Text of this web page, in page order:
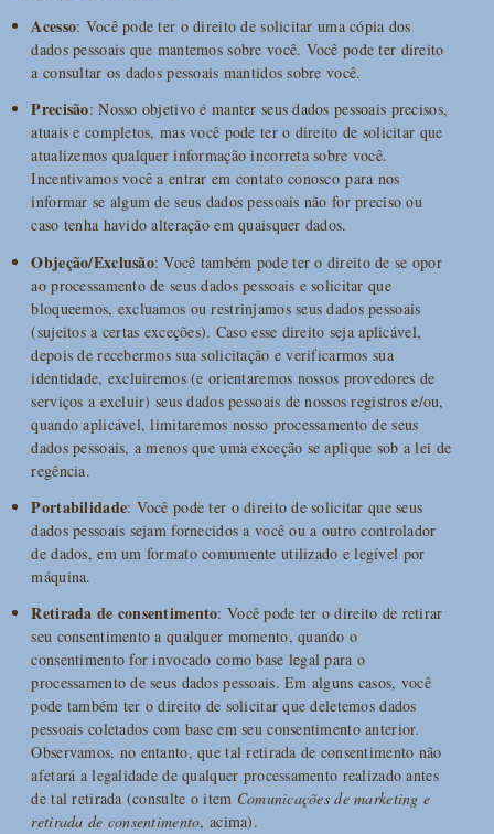
Acesso: Você pode ter o direito de solicitar uma cópia dos
dados pessoais que mantemos sobre você. Você pode ter direito
a consultar os dados pessoais mantidos sobre você.
Precisão: Nosso objetivo é manter seus dados pessoais precisos,
atuais e completos, mas você pode ter o direito de solicitar que
atualizemos qualquer informação incorreta sobre você.
Incentivamos você a entrar em contato conosco para nos
informar se algum de seus dados pessoais não for preciso ou
caso tenha havido alteração em quaisquer dados.
Objeção/Exclusão: Você também pode ter o direito de se opor
ao processamento de seus dados pessoais e solicitar que
bloqueemos, excluamos ou restrinjamos seus dados pessoais
(sujeitos a certas exceções). Caso esse direito seja aplicável,
depois de recebermos sua solicitação e verificarmos sua
identidade, excluiremos (e orientaremos nossos provedores de
serviços a excluir) seus dados pessoais de nossos registros e/ou,
quando aplicável, limitaremos nosso processamento de seus
dados pessoais, a menos que uma exceção se aplique sob a lei de
regência.
Portabilidade: Você pode ter o direito de solicitar que seus
dados pessoais sejam fornecidos a você ou a outro controlador
de dados, em um formato comumente utilizado e legível por
máquina.
Retirada de consentimento: Você pode ter o direito de retirar
seu consentimento a qualquer momento, quando o
consentimento for invocado como base legal para o
processamento de seus dados pessoais. Em alguns casos, você
pode também ter o direito de solicitar que deletemos dados
pessoais coletados com base em seu consentimento anterior.
Observamos, no entanto, que tal retirada de consentimento não
afetará a legalidade de qualquer processamento realizado antes
de tal retirada (consulte o item Comunicações de marketing e
retirada de consentimento, acima).